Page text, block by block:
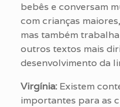
bebês e conversam
com crianças
mas também
outros textos mais
desenvolvimento da
Virgínia: Existem
importantes para as